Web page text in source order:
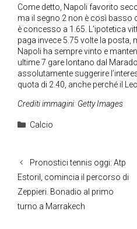
Come detto, Napoli favorito
ma il segno 2 non è così basso
è concesso a 1.65. L’ipotetica
paga invece 5.75 volte la posta,
Napoli ha sempre vinto e
ultime 7 gare lontano dal
assolutamente suggerire
quota di 2.40, anche perché il
Crediti immagini: Getty Images
Categorie
Calcio
Pronostici tennis oggi: Atp
Estoril, comincia il percorso di
Zeppieri. Bonadio al primo
turno a Marrakech